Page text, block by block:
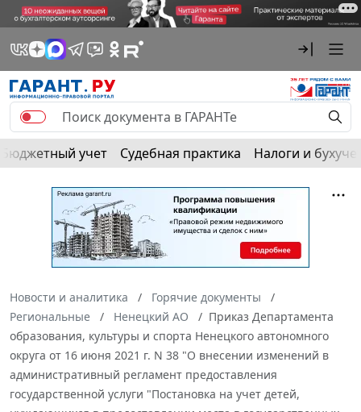
Бюджетный учет Судебная практика Налоги и
Новости и аналитика
Горячие документы
Региональные
Ненецкий АО
Приказ Департамента
образования, культуры и спорта Ненецкого автономного
округа от 16 июня 2021 г. N 38 "О внесении изменений в
административный регламент предоставления
государственной услуги "Постановка на учет детей,